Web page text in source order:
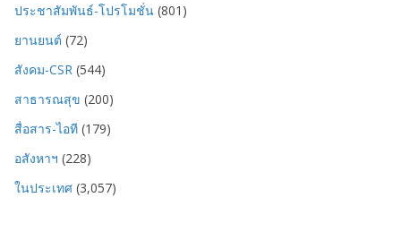
ประชาสัมพันธ์-โปรโมชั่น (801)
ยานยนต์ (72)
สังคม-CSR (544)
สาธารณสุข (200)
สื่อสาร-ไอที (179)
อสังหาฯ (228)
ในประเทศ (3,057)